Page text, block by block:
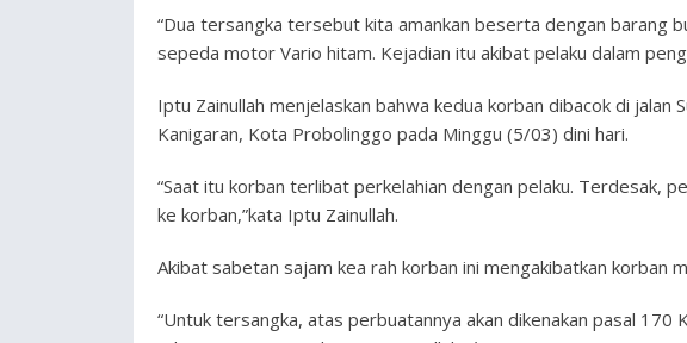
“Dua tersangka tersebut kita amankan beserta dengan barang
sepeda motor Vario hitam. Kejadian itu akibat pelaku dalam
Iptu Zainullah menjelaskan bahwa kedua korban dibacok di jalan
Kanigaran, Kota Probolinggo pada Minggu (5/03) dini hari.
“Saat itu korban terlibat perkelahian dengan pelaku. Terdesak,
ke korban,”kata Iptu Zainullah.
Akibat sabetan sajam kea rah korban ini mengakibatkan korban
“Untuk tersangka, atas perbuatannya akan dikenakan pasal 170